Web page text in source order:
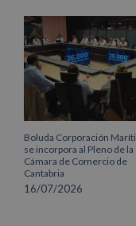
Boluda Corporación
se incorpora al Pleno de la
Cámara de Comercio de
Cantabria
16/07/2026